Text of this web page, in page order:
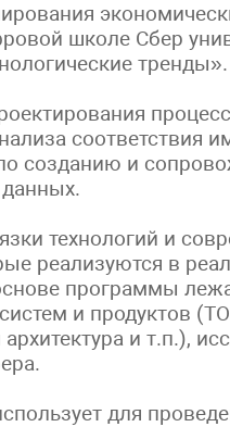
школе Сбер
тренды».
соответствия
созданию и
технологий и
реализуются в
программы
и продуктов
и т.п.),
для